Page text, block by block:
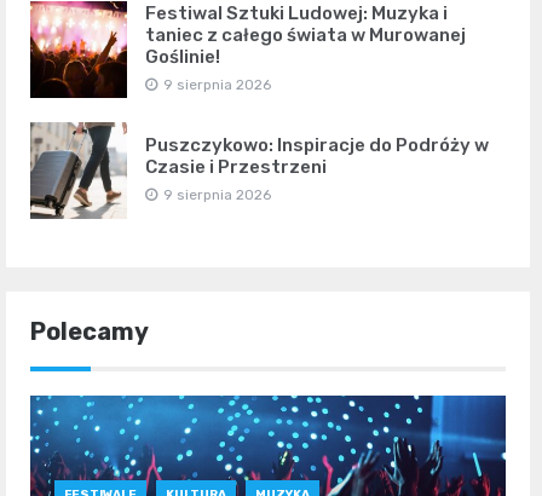
Festiwal Sztuki Ludowej: Muzyka i
taniec z całego świata w Murowanej
Goślinie!
9 sierpnia 2026
Puszczykowo: Inspiracje do Podróży w
Czasie i Przestrzeni
9 sierpnia 2026
Polecamy